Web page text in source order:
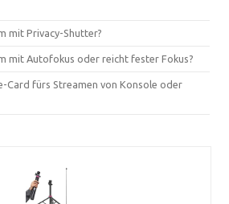
mit Privacy-Shutter?
mit Autofokus oder reicht fester Fokus?
Card fürs Streamen von Konsole oder